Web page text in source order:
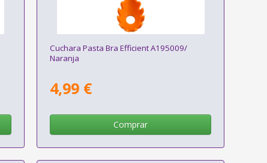
Cuchara Pasta Bra Efficient A195009/
Naranja
4,99 €
Comprar